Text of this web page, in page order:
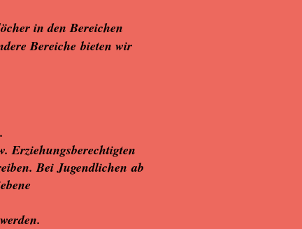
in den Bereichen
Bereiche bieten wir
Erziehungsberechtigten
Bei Jugendlichen ab